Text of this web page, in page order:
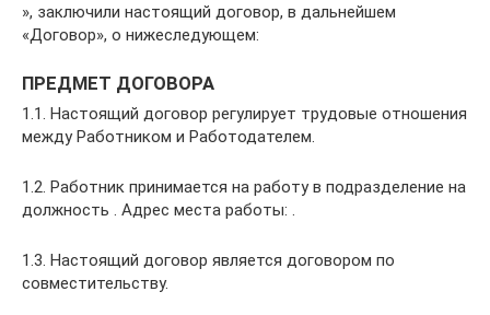
», заключили настоящий договор, в дальнейшем
«Договор», о нижеследующем:
ПРЕДМЕТ ДОГОВОРА
1.1. Настоящий договор регулирует трудовые отношения
между Работником и Работодателем.
1.2. Работник принимается на работу в подразделение на
должность . Адрес места работы: .
1.3. Настоящий договор является договором по
совместительству.